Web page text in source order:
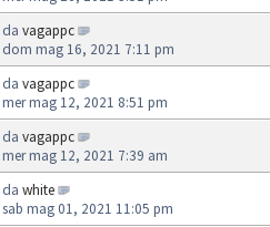
da vagappc
dom mag 16, 2021 7:11 pm
da vagappc
mer mag 12, 2021 8:51 pm
da vagappc
mer mag 12, 2021 7:39 am
da white
sab mag 01, 2021 11:05 pm